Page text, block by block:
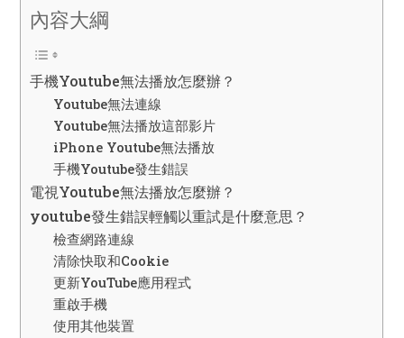
內容大綱
手機Youtube無法播放怎麼辦？
Youtube無法連線
Youtube無法播放這部影片
iPhone Youtube無法播放
手機Youtube發生錯誤
電視Youtube無法播放怎麼辦？
youtube發生錯誤輕觸以重試是什麼意思？
檢查網路連線
清除快取和Cookie
更新YouTube應用程式
重啟手機
使用其他裝置